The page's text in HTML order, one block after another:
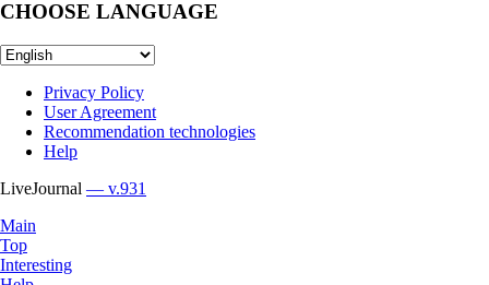
CHOOSE LANGUAGE
Privacy Policy
User Agreement
Recommendation technologies
Help
LiveJournal — v.931
Main
Top
Interesting